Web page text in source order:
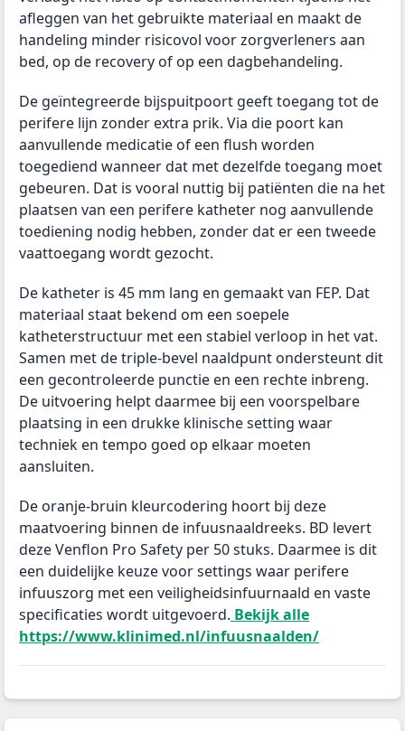
afleggen van het gebruikte materiaal en maakt de
handeling minder risicovol voor zorgverleners aan
bed, op de recovery of op een dagbehandeling.
De geïntegreerde bijspuitpoort geeft toegang tot de
perifere lijn zonder extra prik. Via die poort kan
aanvullende medicatie of een flush worden
toegediend wanneer dat met dezelfde toegang moet
gebeuren. Dat is vooral nuttig bij patiënten die na het
plaatsen van een perifere katheter nog aanvullende
toediening nodig hebben, zonder dat er een tweede
vaattoegang wordt gezocht.
De katheter is 45 mm lang en gemaakt van FEP. Dat
materiaal staat bekend om een soepele
katheterstructuur met een stabiel verloop in het vat.
Samen met de triple-bevel naaldpunt ondersteunt dit
een gecontroleerde punctie en een rechte inbreng.
De uitvoering helpt daarmee bij een voorspelbare
plaatsing in een drukke klinische setting waar
techniek en tempo goed op elkaar moeten
aansluiten.
De oranje-bruin kleurcodering hoort bij deze
maatvoering binnen de infuusnaaldreeks. BD levert
deze Venflon Pro Safety per 50 stuks. Daarmee is dit
een duidelijke keuze voor settings waar perifere
infuuszorg met een veiligheidsinfuurnaald en vaste
specificaties wordt uitgevoerd. Bekijk alle
https://www.klinimed.nl/infuusnaalden/